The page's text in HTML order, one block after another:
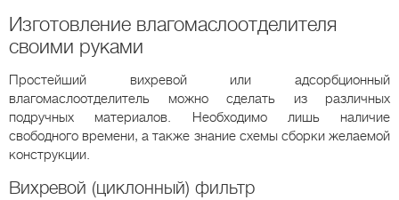
Изготовление влагомаслоотделителя
своими руками
Простейший вихревой или адсорбционный
влагомаслоотделитель можно сделать из различных
подручных материалов. Необходимо лишь наличие
свободного времени, а также знание схемы сборки желаемой
конструкции.
Вихревой (циклонный) фильтр